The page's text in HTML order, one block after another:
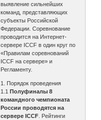
выявление сильнейших
команд, представляющих
субъекты Российской
Федерации. Соревнование
проводится на Интернет-
сервере ICCF в один круг по
«Правилам соревнований
ICCF на сервере» и
Регламенту.
1. Порядок проведения
1.1
Полуфиналы 8
командного чемпионата
России проводятся на
сервере ICCF . Рейтинги